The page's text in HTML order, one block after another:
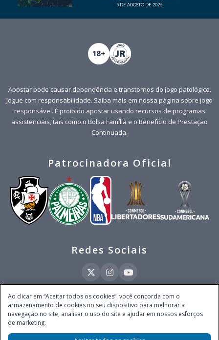
5 DE AGOSTO DE 2026
Apostar pode causar dependência e transtornos do jogo patológico.
Jogue com responsabilidade. Saiba mais em nossa página sobre jogo
responsável. É proibido apostar usando recursos de programas
assistenciais, tais como o Bolsa Família e o Benefício de Prestação
Continuada.
Patrocinadora Oficial
Redes Sociais
Este site é operado pela Ventmear Brasil LTDA (CNPJ 52.868.380/0001-84), com
endereço na Avenida Brigadeiro Faria Lima, nº 4.055, 3º andar, Itaim Bibi, no
Município de São Paulo, Estado de São Paulo, CEP 04538-133, Brasil - empresa
autorizada a operar apostas de quota fixa em todo território nacional pela
Ao clicar em “Aceitar todos os cookies”, você concorda com o
armazenamento de cookies no seu dispositivo para melhorar a
navegação no site, analisar o uso do site e ajudar em nossos esforços
de marketing.